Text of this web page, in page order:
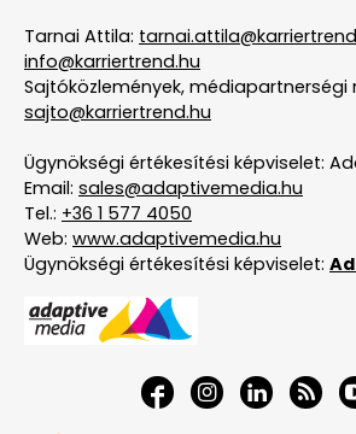
Tarnai Attila:
info@karriertrend.hu
Sajtóközlemények, médiapartnerségi
sajto@karriertrend.hu
Ügynökségi értékesítési képviselet:
Email: sales@adaptivemedia.hu
Tel.: +36 1 577 4050
Web: www.adaptivemedia.hu
Ügynökségi értékesítési képviselet: